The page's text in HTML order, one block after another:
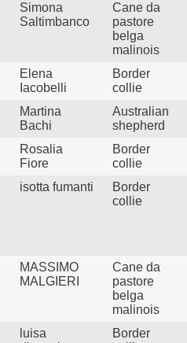
Simona
Saltimbanco
Cane da
pastore
belga
malinois
Elena
Iacobelli
Border
collie
Martina
Bachi
Australian
shepherd
Rosalia
Fiore
Border
collie
isotta fumanti
Border
collie
MASSIMO
MALGIERI
Cane da
pastore
belga
malinois
luisa
Border